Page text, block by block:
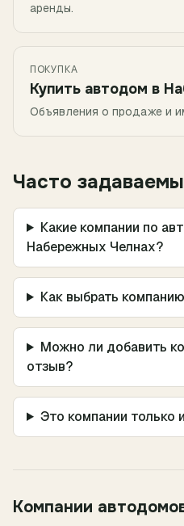
аренды.
ПОКУПКА
Купить автодом в
Объявления о продаже и
Часто
Какие компании по
Набережных Челнах?
Как выбрать
Можно ли добавить
отзыв?
Это компании только
Компании